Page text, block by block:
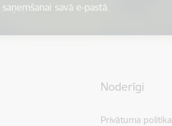
savā e-pastā.
Noderīgi
Privātuma politika